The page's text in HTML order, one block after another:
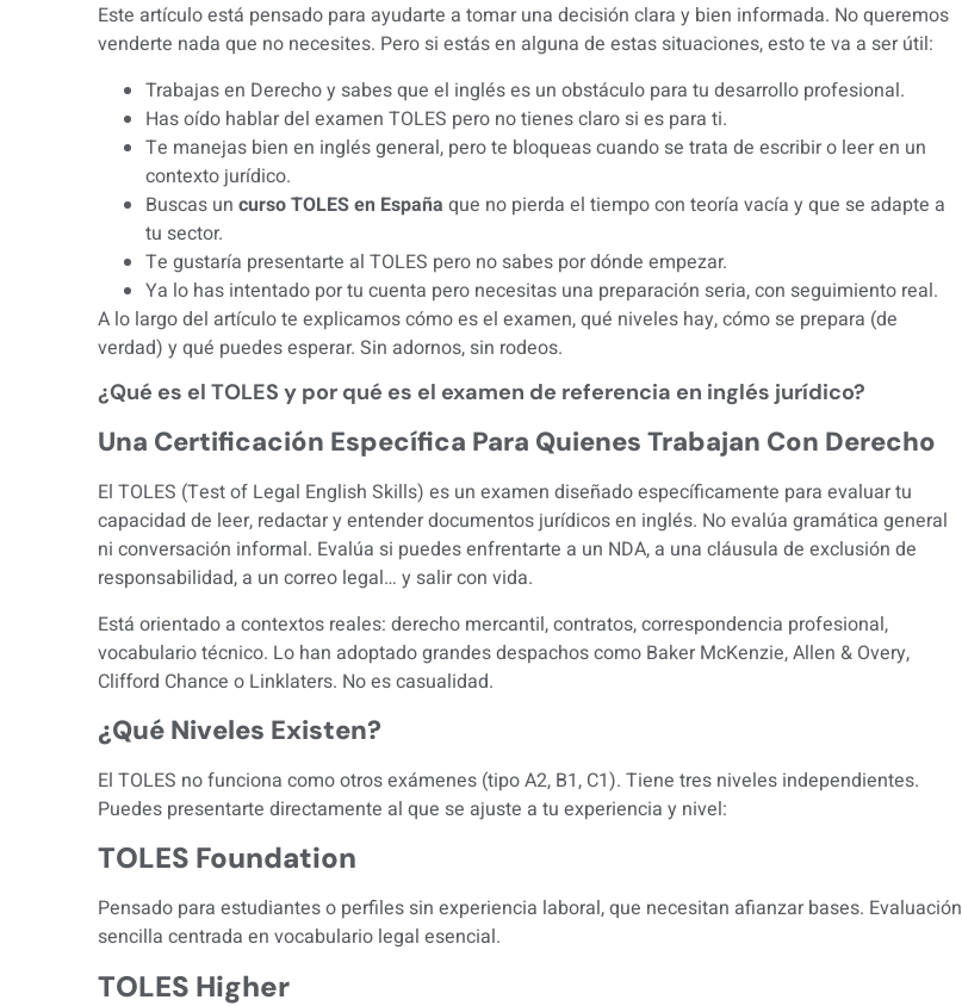
Este artículo está pensado para ayudarte a tomar una decisión clara y bien informada. No queremos
venderte nada que no necesites. Pero si estás en alguna de estas situaciones, esto te va a ser útil:
Trabajas en Derecho y sabes que el inglés es un obstáculo para tu desarrollo profesional.
Has oído hablar del examen TOLES pero no tienes claro si es para ti.
Te manejas bien en inglés general, pero te bloqueas cuando se trata de escribir o leer en un
contexto jurídico.
Buscas un curso TOLES en España que no pierda el tiempo con teoría vacía y que se adapte a
tu sector.
Te gustaría presentarte al TOLES pero no sabes por dónde empezar.
Ya lo has intentado por tu cuenta pero necesitas una preparación seria, con seguimiento real.
A lo largo del artículo te explicamos cómo es el examen, qué niveles hay, cómo se prepara (de
verdad) y qué puedes esperar. Sin adornos, sin rodeos.
¿Qué es el TOLES y por qué es el examen de referencia en inglés jurídico?
Una Certificación Específica Para Quienes Trabajan Con Derecho
El TOLES (Test of Legal English Skills) es un examen diseñado específicamente para evaluar tu
capacidad de leer, redactar y entender documentos jurídicos en inglés. No evalúa gramática general
ni conversación informal. Evalúa si puedes enfrentarte a un NDA, a una cláusula de exclusión de
responsabilidad, a un correo legal… y salir con vida.
Está orientado a contextos reales: derecho mercantil, contratos, correspondencia profesional,
vocabulario técnico. Lo han adoptado grandes despachos como Baker McKenzie, Allen & Overy,
Clifford Chance o Linklaters. No es casualidad.
¿Qué Niveles Existen?
El TOLES no funciona como otros exámenes (tipo A2, B1, C1). Tiene tres niveles independientes.
Puedes presentarte directamente al que se ajuste a tu experiencia y nivel:
TOLES Foundation
Pensado para estudiantes o perfiles sin experiencia laboral, que necesitan afianzar bases. Evaluación
sencilla centrada en vocabulario legal esencial.
TOLES Higher